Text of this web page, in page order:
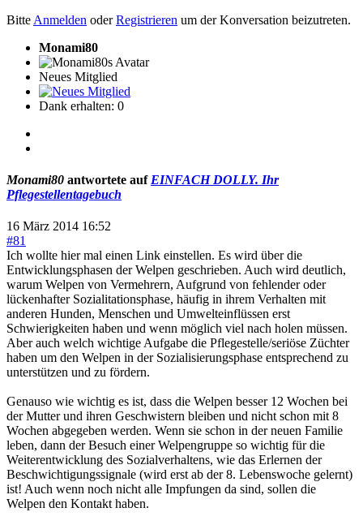
Bitte Anmelden oderRegistrieren um der Konversation beizutreten.
Monami80
Neues Mitglied
Dank erhalten: 0
Monami80 antwortete auf EINFACH DOLLY. Ihr
Pflegestellentagebuch
16 März 2014 16:52
#81
Ich wollte hier mal einen Link einstellen. Es wird über die
Entwicklungsphasen der Welpen geschrieben. Auch wird deutlich,
warum Welpen von Vermehrern, Aufgrund von fehlender oder
lückenhafter Sozialitationsphase, häufig in ihrem Verhalten mit
anderen Hunden, Menschen und Umwelteinflüssen erst
Schwierigkeiten haben und wenn möglich viel nach holen müssen.
Aber auch welch wichtige Aufgabe die Pflegestelle/seriöse Züchter
haben um den Welpen in der Sozialisierungsphase entsprechend zu
unterstützen und zu fördern.
Genauso wie wichtig es ist, dass die Welpen besser 12 Wochen bei
der Mutter und ihren Geschwistern bleiben und nicht schon mit 8
Wochen abgegeben werden. Wenn sie schon in der neuen Familie
leben, dann der Besuch einer Welpengruppe so wichtig für die
Weiterentwicklung des Sozialverhaltens, wie das Erlernen der
Beschwichtigungssignale (wird erst ab der 8. Lebenswoche gelernt)
ist! Auch wenn noch nicht alle Impfungen da sind, sollen die
Welpen den Kontakt haben.